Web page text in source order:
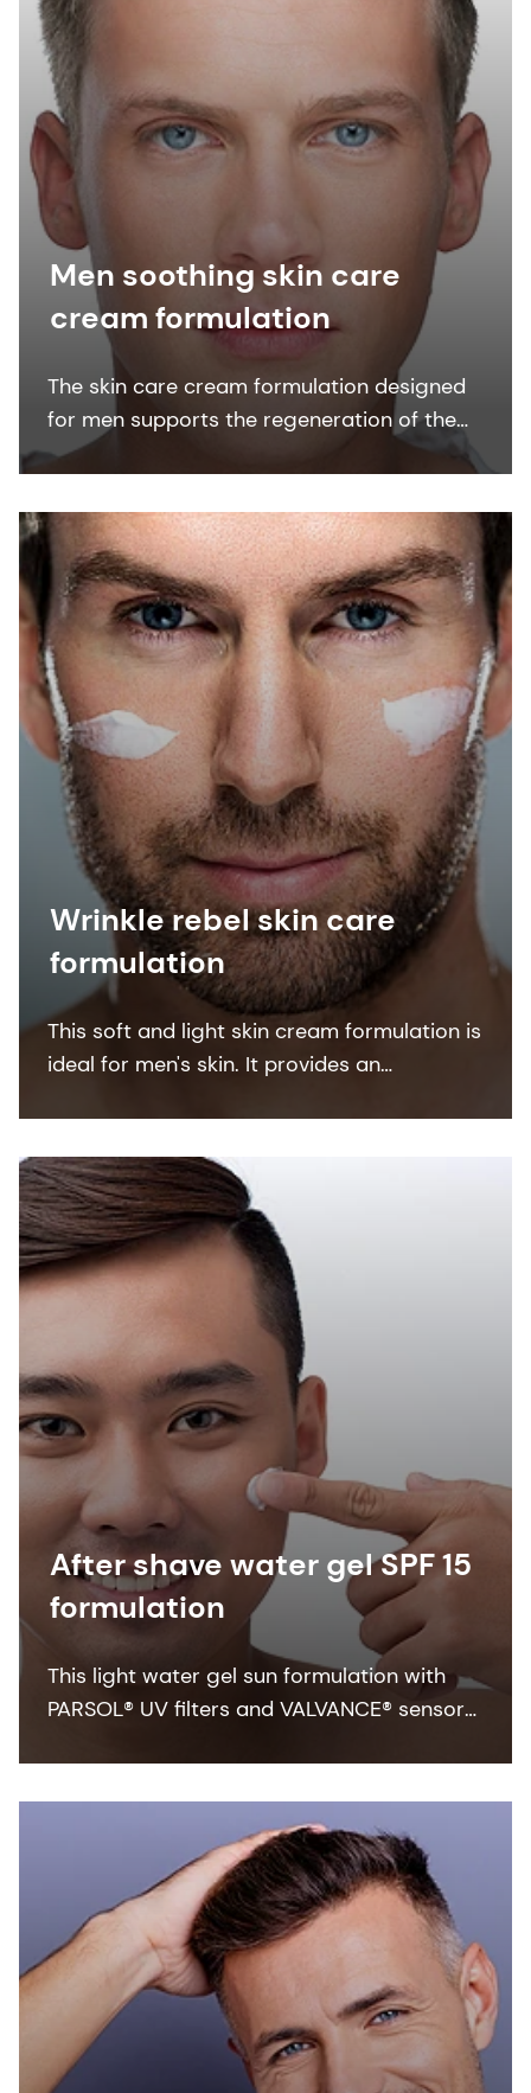
Men soothing skin care
cream formulation
The skin care cream formulation designed
for men supports the regeneration of the
epidermal permeability barrier of dry skin
Wrinkle rebel skin care
formulation
This soft and light skin cream formulation is
ideal for men's skin. It provides an
After shave water gel SPF 15
formulation
This light water gel sun formulation with
PARSOL® UV filters and VALVANCE® sensory